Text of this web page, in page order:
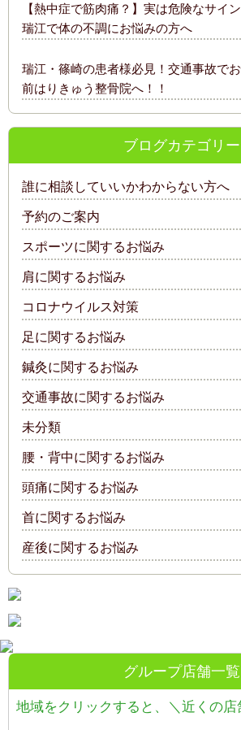
【熱中症で筋肉痛？】実は危険なサイ
瑞江で体の不調にお悩みの方へ
瑞江・篠崎の患者様必見！交通事故で
前はりきゅう整骨院へ！！
ブログカテゴリー
誰に相談していいかわからない方へ
予約のご案内
スポーツに関するお悩み
肩に関するお悩み
コロナウイルス対策
足に関するお悩み
鍼灸に関するお悩み
交通事故に関するお悩み
未分類
腰・背中に関するお悩み
頭痛に関するお悩み
首に関するお悩み
産後に関するお悩み
グループ店舗一覧
地域をクリックすると、 ＼近くの